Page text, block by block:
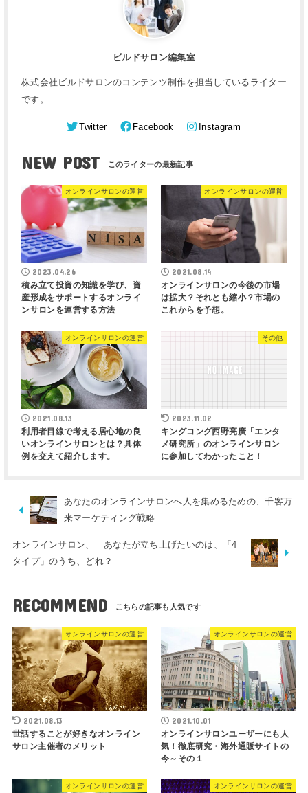
ビルドサロン編集室
株式会社ビルドサロンのコンテンツ制作を担当しているライター
です。
Twitter Facebook Instagram
NEW POST
オンラインサロンの運営
2023.04.26
積み立て投資の知識を学び、資
産形成をサポートするオンライ
ンサロンを運営する方法
オンラインサロンの運営
2021.08.14
オンラインサロンの今後の市場
は拡大？それとも縮小？市場の
これからを予想。
オンラインサロンの運営
2021.08.13
利用者目線で考える居心地の良
いオンラインサロンとは？具体
例を交えて紹介します。
その他
2023.11.02
キングコング西野亮廣「エンタ
メ研究所」のオンラインサロン
に参加してわかったこと！
あなたのオンラインサロンへ人を集めるための、千客万
来マーケティング戦略
オンラインサロン、 あなたが立ち上げたいのは、「4
タイプ」のうち、どれ？
RECOMMEND
オンラインサロンの運営
2021.08.13
世話することが好きなオンライン
サロン主催者のメリット
オンラインサロンの運営
2021.10.01
オンラインサロンユーザーにも人
気！徹底研究・海外通販サイトの
今～その１
オンラインサロンの運営 オンラインサロンの運営